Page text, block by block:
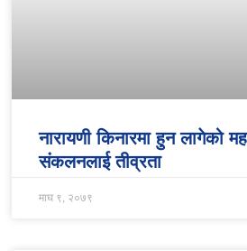
नारायणी किनारमा हुन लागेको
संकलनलाई तीव्रता
माघ ९, २०७९